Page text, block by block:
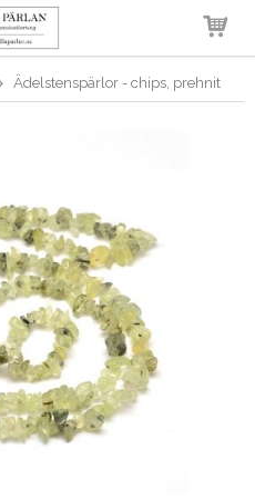
blivit tillagd i
Ädelstenspärlor - chips, prehnit